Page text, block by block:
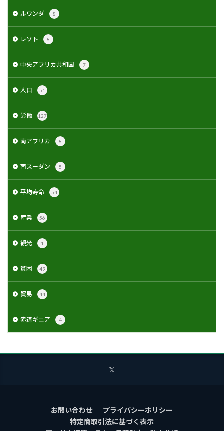
ルワンダ 8
レソト 8
中央アフリカ共和国 7
人口 51
労働 127
南アフリカ 8
南スーダン 5
平均寿命 54
産業 56
観光 1
貧困 49
貿易 44
赤道ギニア 4
お問い合わせ
プライバシーポリシー
特定商取引法に基づく表示